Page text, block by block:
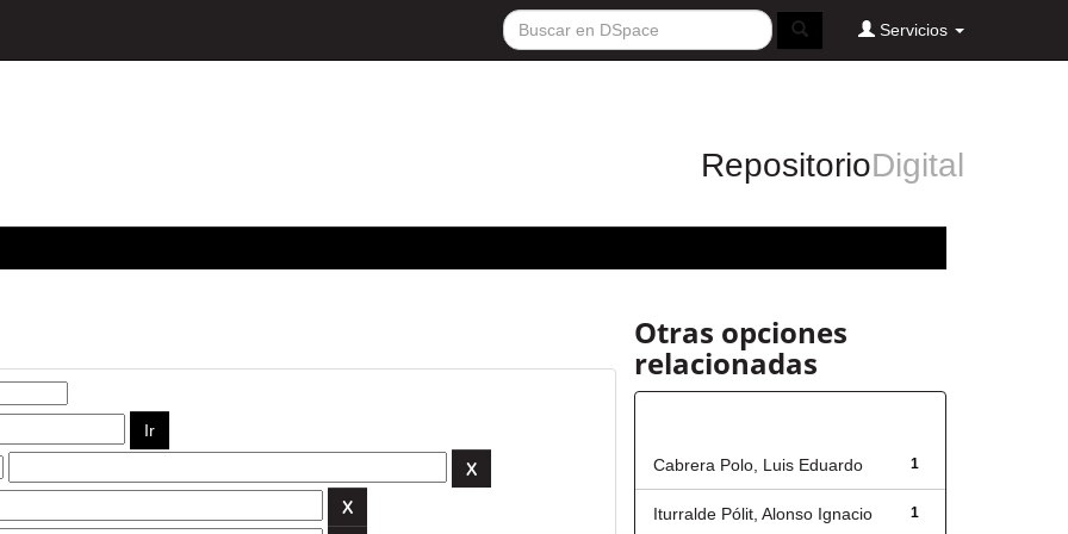
Servicios
RepositorioDigital
Otras opciones
relacionadas
1
Cabrera Polo, Luis Eduardo
1
Iturralde Pólit, Alonso Ignacio